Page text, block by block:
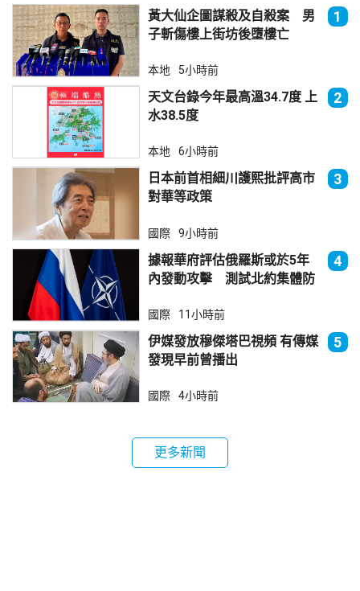
黃大仙企圖謀殺及自殺案 男
子斬傷樓上街坊後墮樓亡
1
本地 5小時前
天文台錄今年最高溫34.7度 上
水38.5度
2
本地 6小時前
日本前首相細川護熙批評高市
對華等政策
3
國際 9小時前
據報華府評估俄羅斯或於5年
內發動攻擊 測試北約集體防
4
國際 11小時前
伊媒發放穆傑塔巴視頻 有傳媒
發現早前曾播出
5
國際 4小時前
更多新聞